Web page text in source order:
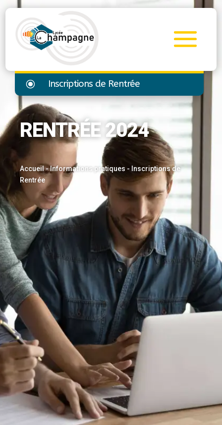
\ Inscriptions de Rentrée
RENTRÉE 2024
Accueil-Informations pratiques - Inscriptions de
Rentrée